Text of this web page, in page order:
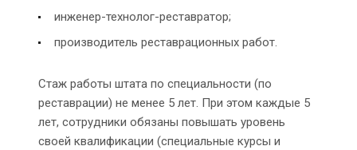
инженер-технолог-реставратор;
производитель реставрационных работ.
Стаж работы штата по специальности (по
реставрации) не менее 5 лет. При этом каждые 5
лет, сотрудники обязаны повышать уровень
своей квалификации (специальные курсы и